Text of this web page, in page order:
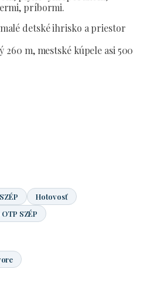
príbormi.
detské ihrisko a priestor
260 m, mestské kúpele asi 500
Hotovosť
SZÉP